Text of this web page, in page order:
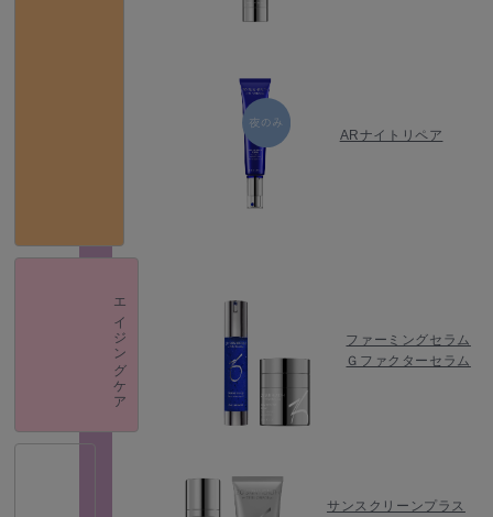
ARナイトリペア
エイジングケア
ファーミングセラム
Ｇファクターセラム
サンスクリーンプラス